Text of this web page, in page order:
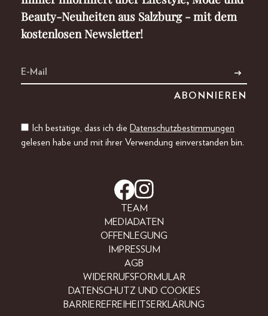
Beauty-Neuheiten aus Salzburg - mit dem
kostenlosen Newsletter!
Ich bestätige, dass ich die Datenschutzbestimmungen
gelesen habe und mit ihrer Verwendung einverstanden bin.
TEAM
MEDIADATEN
OFFENLEGUNG
IMPRESSUM
AGB
WIDERRUFSFORMULAR
DATENSCHUTZ UND COOKIES
BARRIEREFREIHEITSERKLÄRUNG